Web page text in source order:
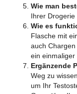
Wie man
Ihrer Drogerie
Wie es
Flasche mit
auch
ein einmaliger
Ergänzende
Weg zu
um Ihr